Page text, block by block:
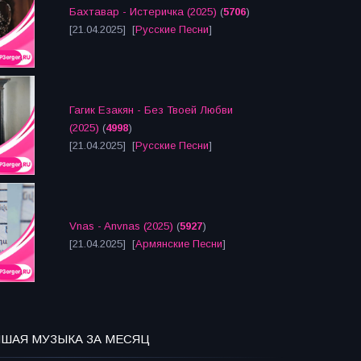
Бахтавар - Истеричка (2025) (5706)
[21.04.2025] [Русские Песни]
Гагик Езакян - Без Твоей Любви
(2025) (4998)
[21.04.2025] [Русские Песни]
Vnas - Anvnas (2025) (5927)
[21.04.2025] [Армянские Песни]
МУЗЫКА ЗА МЕСЯЦ